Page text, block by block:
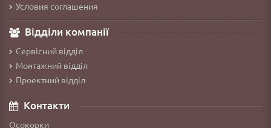
Условия соглашения
Відділи компанії
Сервісний відділ
Монтажний відділ
Проектний відділ
Контакти
Осокорки